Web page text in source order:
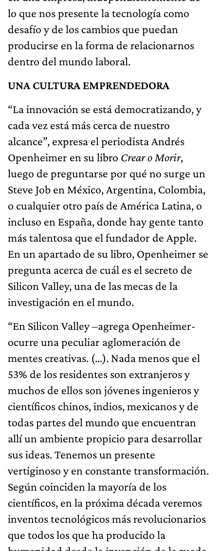
lo que nos presente la tecnología como
desafío y de los cambios que puedan
producirse en la forma de relacionarnos
dentro del mundo laboral.
UNA CULTURA EMPRENDEDORA
“La innovación se está democratizando, y
cada vez está más cerca de nuestro
alcance”, expresa el periodista Andrés
Openheimer en su libro Crear o Morir,
luego de preguntarse por qué no surge un
Steve Job en México, Argentina, Colombia,
o cualquier otro país de América Latina, o
incluso en España, donde hay gente tanto
más talentosa que el fundador de Apple.
En un apartado de su libro, Openheimer se
pregunta acerca de cuál es el secreto de
Silicon Valley, una de las mecas de la
investigación en el mundo.
“En Silicon Valley –agrega Openheimer-
ocurre una peculiar aglomeración de
mentes creativas. (…). Nada menos que el
53% de los residentes son extranjeros y
muchos de ellos son jóvenes ingenieros y
científicos chinos, indios, mexicanos y de
todas partes del mundo que encuentran
allí un ambiente propicio para desarrollar
sus ideas. Tenemos un presente
vertiginoso y en constante transformación.
Según coinciden la mayoría de los
científicos, en la próxima década veremos
inventos tecnológicos más revolucionarios
que todos los que ha producido la